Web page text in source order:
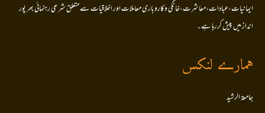
ایمانیات،عبادات،معاشرت،خانگی وکاروباری معاملات اور اخلاقیات سے متعلق شرعی رہنمائی بھر پور
انداز میں پیش کررہا ہے۔
ہمارے لنکس
جامعۃ الرشید